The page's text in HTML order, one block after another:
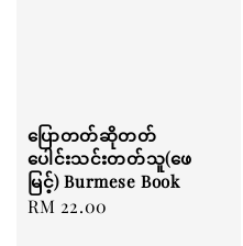
ပြောတတ်ဆိုတတ်
ပေါင်းသင်းတတ်သူ(ဖေ
မြင့်) Burmese Book
Regular
RM 22.00